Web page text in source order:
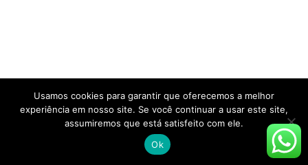
Usamos cookies para garantir que oferecemos a melhor
experiência em nosso site. Se você continuar a usar este site,
assumiremos que está satisfeito com ele.
Ok